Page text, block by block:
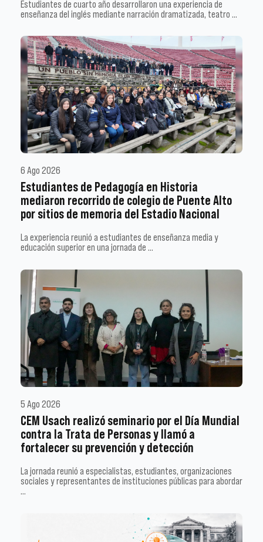
Estudiantes de cuarto año desarrollaron una experiencia de
enseñanza del inglés mediante narración dramatizada, teatro …
6 Ago 2026
Estudiantes de Pedagogía en Historia
mediaron recorrido de colegio de Puente Alto
por sitios de memoria del Estadio Nacional
La experiencia reunió a estudiantes de enseñanza media y
educación superior en una jornada de …
5 Ago 2026
CEM Usach realizó seminario por el Día Mundial
contra la Trata de Personas y llamó a
fortalecer su prevención y detección
La jornada reunió a especialistas, estudiantes, organizaciones
sociales y representantes de instituciones públicas para abordar
…